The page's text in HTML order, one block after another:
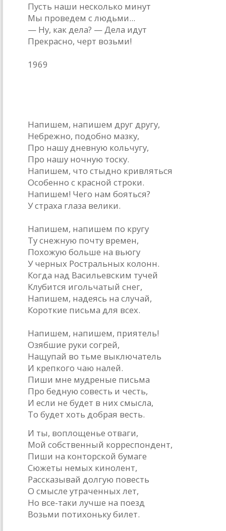
Пусть наши несколько минут
Мы проведем с людьми...
— Ну, как дела? — Дела идут
Прекрасно, черт возьми!
1969
Напишем, напишем друг другу,
Небрежно, подобно мазку,
Про нашу дневную кольчугу,
Про нашу ночную тоску.
Напишем, что стыдно кривляться
Особенно с красной строки.
Напишем! Чего нам бояться?
У страха глаза велики.
Напишем, напишем по кругу
Ту снежную почту времен,
Похожую больше на вьюгу
У черных Ростральных колонн.
Когда над Васильевским тучей
Клубится игольчатый снег,
Напишем, надеясь на случай,
Короткие письма для всех.
Напишем, напишем, приятель!
Озябшие руки согрей,
Нащупай во тьме выключатель
И крепкого чаю налей.
Пиши мне мудреные письма
Про бедную совесть и честь,
И если не будет в них смысла,
То будет хоть добрая весть.
И ты, воплощенье отваги,
Мой собственный корреспондент,
Пиши на конторской бумаге
Сюжеты немых кинолент,
Рассказывай долгую повесть
О смысле утраченных лет,
Но все-таки лучше на поезд
Возьми потихоньку билет.